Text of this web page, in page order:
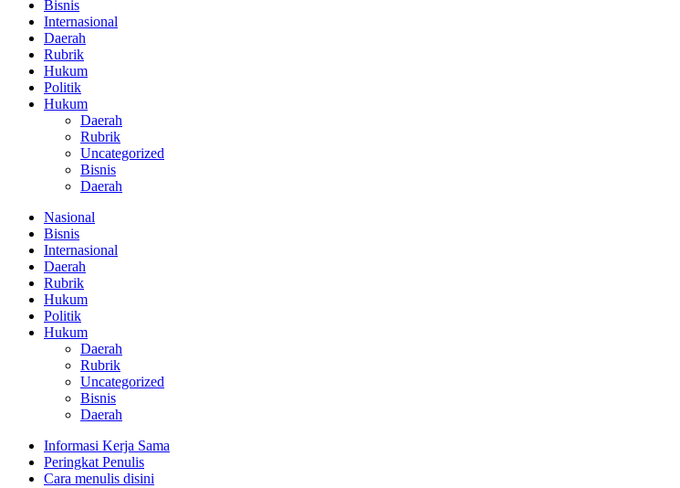
Bisnis
Internasional
Daerah
Rubrik
Hukum
Politik
Hukum
Daerah
Rubrik
Uncategorized
Bisnis
Daerah
Nasional
Bisnis
Internasional
Daerah
Rubrik
Hukum
Politik
Hukum
Daerah
Rubrik
Uncategorized
Bisnis
Daerah
Informasi Kerja Sama
Peringkat Penulis
Cara menulis disini